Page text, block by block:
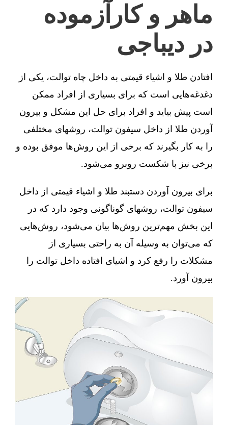
ماهر و کارآزموده
در دیباجی
افتادن طلا و اشیاء قیمتی به داخل چاه توالت، یکی از
دغدغه‌هایی است که برای بسیاری از افراد ممکن
است پیش بیاید و افراد برای حل این مشکل و بیرون
آوردن طلا از داخل سیفون توالت، روشهای مختلفی
را به کار بگیرند که برخی از این روش‌ها موفق بوده و
برخی نیز با شکست روبرو می‌شود.
برای بیرون آوردن دستبند طلا و اشیاء قیمتی از داخل
سیفون توالت، روشهای گوناگونی وجود دارد که در
این بخش مهم‌ترین روش‌ها بیان می‌شود، روش‌هایی
که می‌توان به وسیله آن به راحتی بسیاری از
مشکلات را رفع کرد و اشیای افتاده داخل توالت را
بیرون آورد.